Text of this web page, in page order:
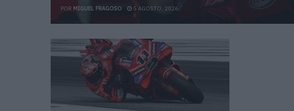
POR MIGUEL FRAGOSO 5 AGOSTO, 2026